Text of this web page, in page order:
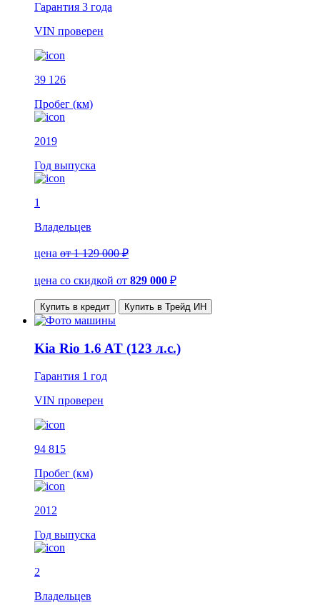
Гарантия 3 года
VIN проверен
39 126
Пробег (км)
2019
Год выпуска
1
Владельцев
цена от 1 129 000 ₽
цена со скидкой от 829 000 ₽
Купить в кредит Купить в Трейд ИН
Kia Rio 1.6 AT (123 л.с.)
Гарантия 1 год
VIN проверен
94 815
Пробег (км)
2012
Год выпуска
2
Владельцев